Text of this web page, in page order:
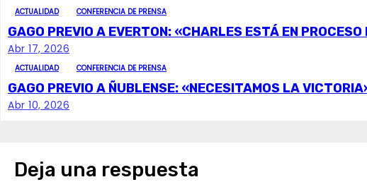
a
ACTUALIDAD CONFERENCIA DE PRENSA
GAGO PREVIO A EVERTON: «CHARLES ESTÁ EN
Abr 17, 2026
ACTUALIDAD CONFERENCIA DE PRENSA
GAGO PREVIO A ÑUBLENSE: «NECESITAMOS LA
Abr 10, 2026
Deja una respuesta